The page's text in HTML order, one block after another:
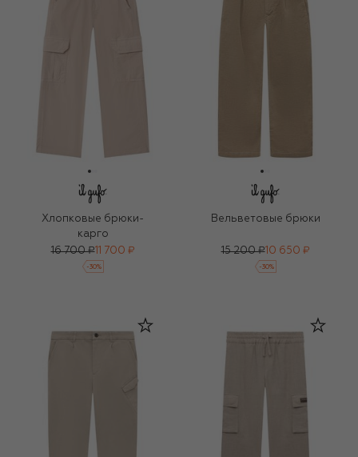
Хлопковые брюки-
карго
16 700 ₽11 700 ₽
-30%
Вельветовые брюки
15 200 ₽10 650 ₽
-30%